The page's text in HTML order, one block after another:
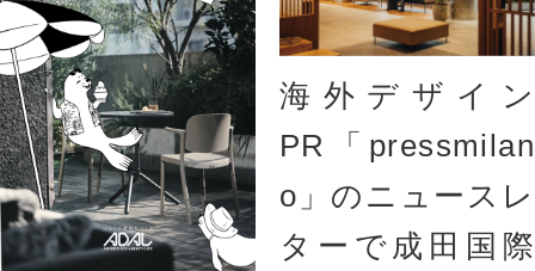
海外デザイン
PR「pressmilan
o」のニュースレ
ターで成田国際